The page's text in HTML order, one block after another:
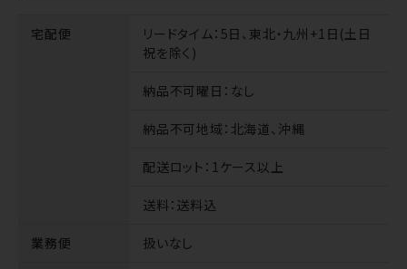
宅配便 リードタイム：5日、東北・九州+1日(土日
祝を除く)
納品不可曜日 ：なし
納品不可地域 ：北海道、沖縄
配送ロット ：1ケース以上
送料：送料込
業務便 扱いなし